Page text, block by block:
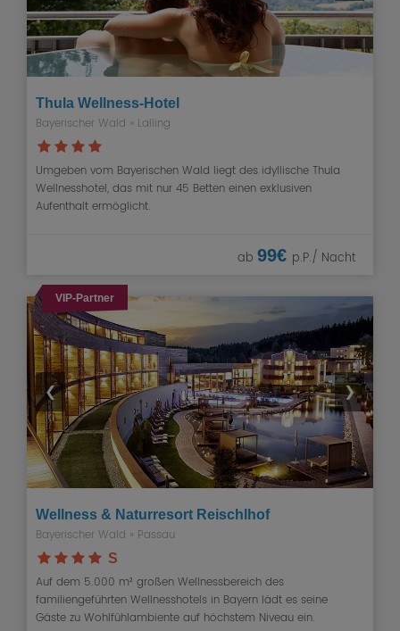
Thula Wellness-Hotel
Bayerischer Wald » Lalling
Umgeben vom Bayerischen Wald liegt des idyllische Thula
Wellnesshotel, das mit nur 45 Betten einen exklusiven
Aufenthalt ermöglicht.
ab 99€ p.P./ Nacht
VIP-Partner
❮ ❯
Wellness & Naturresort Reischlhof
Bayerischer Wald » Passau
S
Auf dem 5.000 m² großen Wellnessbereich des
familiengeführten Wellnesshotels in Bayern lädt es seine
Gäste zu Wohlfühlambiente auf höchstem Niveau ein.